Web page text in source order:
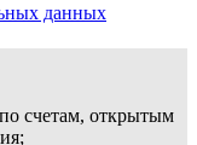
данных
счетам, открытым